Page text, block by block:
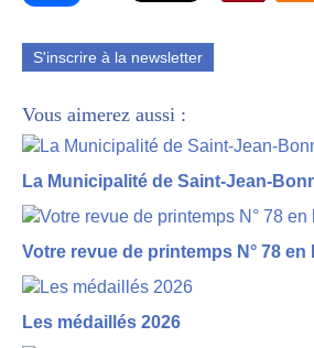
S'inscrire à la newsletter
Vous aimerez aussi :
La Municipalité de Saint-Jean-
Votre revue de printemps N° 78 en
Les médaillés 2026